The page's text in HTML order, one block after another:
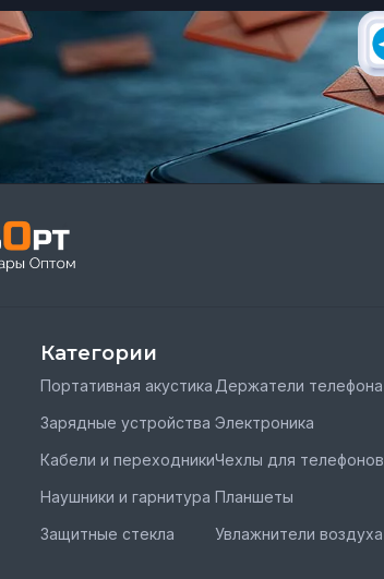
Категории
Портативная акустика
Зарядные устройства
Кабели и переходники
Наушники и гарнитура
Защитные стекла
Держатели телефона
Электроника
Чехлы для телефонов
Планшеты
Увлажнители воздуха